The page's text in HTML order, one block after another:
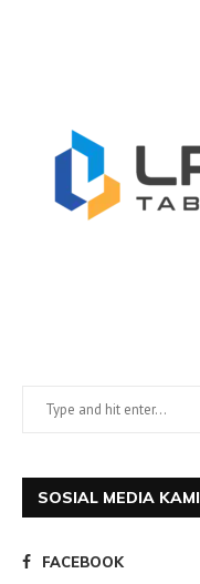
SOSIAL MEDIA KAMI
FACEBOOK